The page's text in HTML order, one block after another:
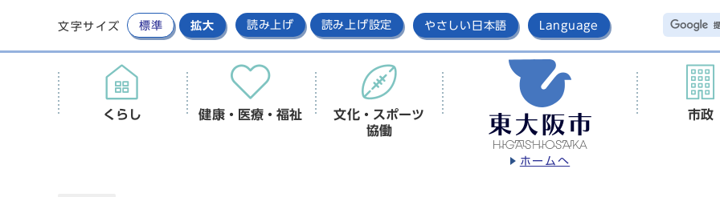
文字サイズ 標準 拡大 読み上げ 読み上げ設定 やさしい日本語 Language
ホームへ
くらし 健康・医療・福祉
文化・スポーツ
協働
市政